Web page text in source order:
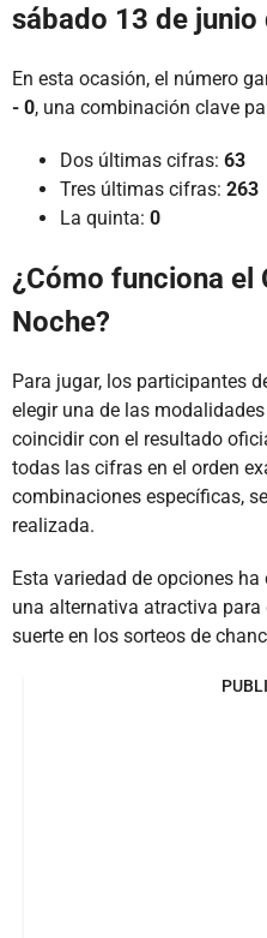
sábado 13 de junio
En esta ocasión, el número
- 0, una combinación clave
Dos últimas cifras: 63
Tres últimas cifras: 263
La quinta: 0
¿Cómo funciona el
Noche?
Para jugar, los participantes
elegir una de las
coincidir con el resultado
todas las cifras en el orden
combinaciones específicas,
realizada.
Esta variedad de opciones
una alternativa atractiva
suerte en los sorteos de